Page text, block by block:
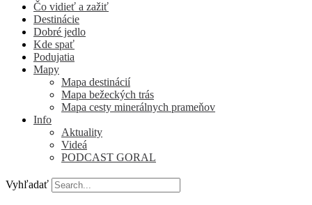
Čo vidieť a zažiť
Destinácie
Dobré jedlo
Kde spať
Podujatia
Mapy
Mapa destinácií
Mapa bežeckých trás
Mapa cesty minerálnych prameňov
Info
Aktuality
Videá
PODCAST GORAL
Vyhľadať